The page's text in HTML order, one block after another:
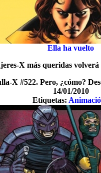
Ella ha vuelto
X más queridas volverá
X #522. Pero, ¿cómo?
14/01/2010
Etiquetas: